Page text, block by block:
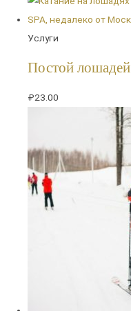
Услуги
Постой лошадей
₽23.00